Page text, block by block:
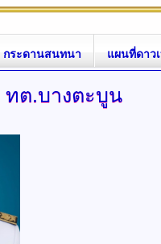
กระดานสนทนา แผนที่ดาว
ทต.บางตะบูน